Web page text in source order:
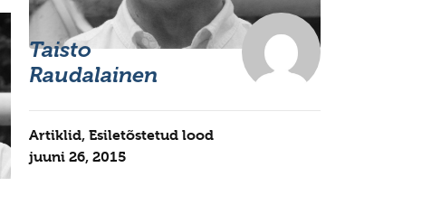
Taisto
Raudalainen
Artiklid, Esiletõstetud lood
juuni 26, 2015